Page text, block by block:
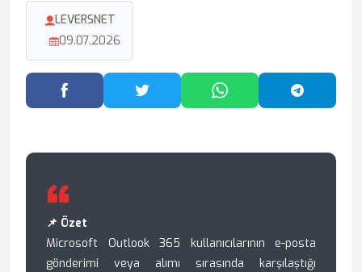
LEVERSNET
09.07.2026
Facebook'ta PaylaşTwitter'da PaylaşWhatsApp'ta Paylaş
📌 Özet
Microsoft Outlook 365 kullanıcılarının e-posta
gönderimi veya alımı sırasında karşılaştığı